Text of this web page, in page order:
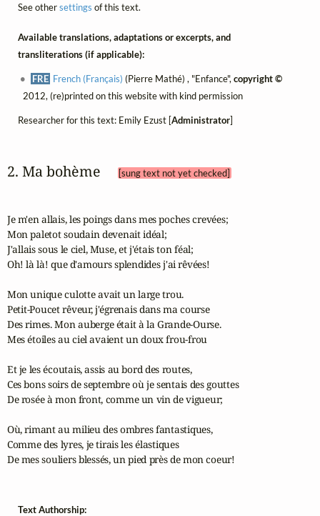
See othersettings of this text.
Available translations, adaptations or excerpts, and
transliterations (if applicable):
FRE French (Français) (Pierre Mathé) , "Enfance",copyright ©
2012, (re)printed on this website with kind permission
Researcher for this text: Emily Ezust [Administrator]
2. Ma bohème [sung text not yet checked]
Je m'en allais, les poings dans mes poches crevées;
Mon paletot soudain devenait idéal;
J'allais sous le ciel, Muse, et j'étais ton féal;
Oh! là là! que d'amours splendides j'ai rêvées!
Mon unique culotte avait un large trou.
Petit-Poucet rêveur, j'égrenais dans ma course
Des rimes. Mon auberge était à la Grande-Ourse.
Mes étoiles au ciel avaient un doux frou-frou
Et je les écoutais, assis au bord des routes,
Ces bons soirs de septembre où je sentais des gouttes
De rosée à mon front, comme un vin de vigueur;
Où, rimant au milieu des ombres fantastiques,
Comme des lyres, je tirais les élastiques
De mes souliers blessés, un pied près de mon coeur!
Text Authorship: